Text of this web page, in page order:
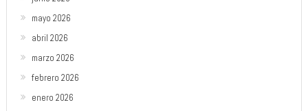
mayo 2026
abril 2026
marzo 2026
febrero 2026
enero 2026